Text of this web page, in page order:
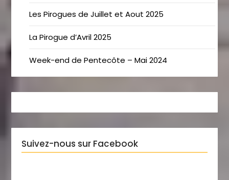
Les Pirogues de Juillet et Aout 2025
La Pirogue d’Avril 2025
Week-end de Pentecôte – Mai 2024
Suivez-nous sur Facebook